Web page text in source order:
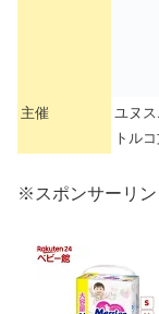
主催
ユヌ
トル
※スポンサーリン